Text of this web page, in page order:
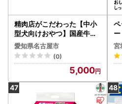
精肉店がこだわった【中小
型犬向けおやつ】国産牛ア
キレス 50g×2 無添加 手
作り
愛知県名古屋市
(0)
5,000
ペ
イ
レ
臭
ペ
蓄
宮